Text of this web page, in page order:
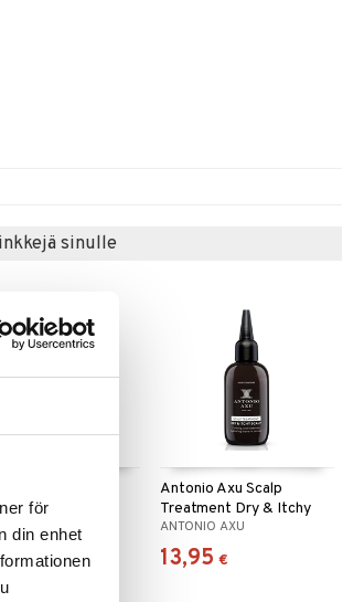
för
din enhet
sinulle
Anti Breakage
AXU
€
Antonio Axu Scalp
Treatment Dry & Itchy
Scalp
ANTONIO AXU
13,95 €